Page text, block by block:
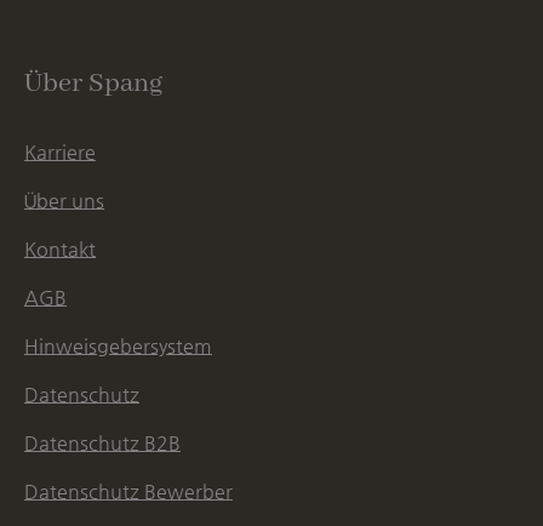
Über Spang
Karriere
Über uns
Kontakt
AGB
Hinweisgebersystem
Datenschutz
Datenschutz B2B
Datenschutz Bewerber